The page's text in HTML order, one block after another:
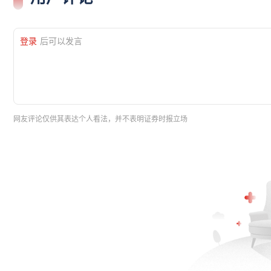
登录 后可以发言
网友评论仅供其表达个人看法，并不表明证券时报立场